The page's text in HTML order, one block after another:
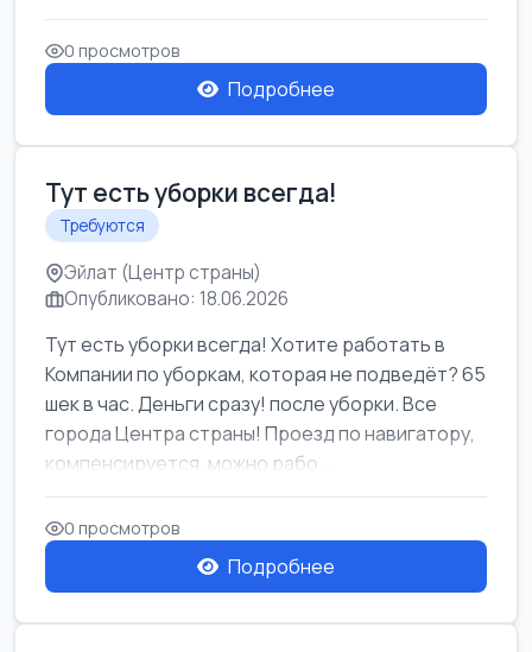
0 просмотров
Подробнее
Тут есть уборки всегда!
Требуются
Эйлат (Центр страны)
Опубликовано: 18.06.2026
Тут есть уборки всегда! Хотите работать в
Компании по уборкам, которая не подведёт? 65
шек в час. Деньги сразу! после уборки. Все
города Центра страны! Проезд по навигатору,
компенсируется. можно рабо...
0 просмотров
Подробнее